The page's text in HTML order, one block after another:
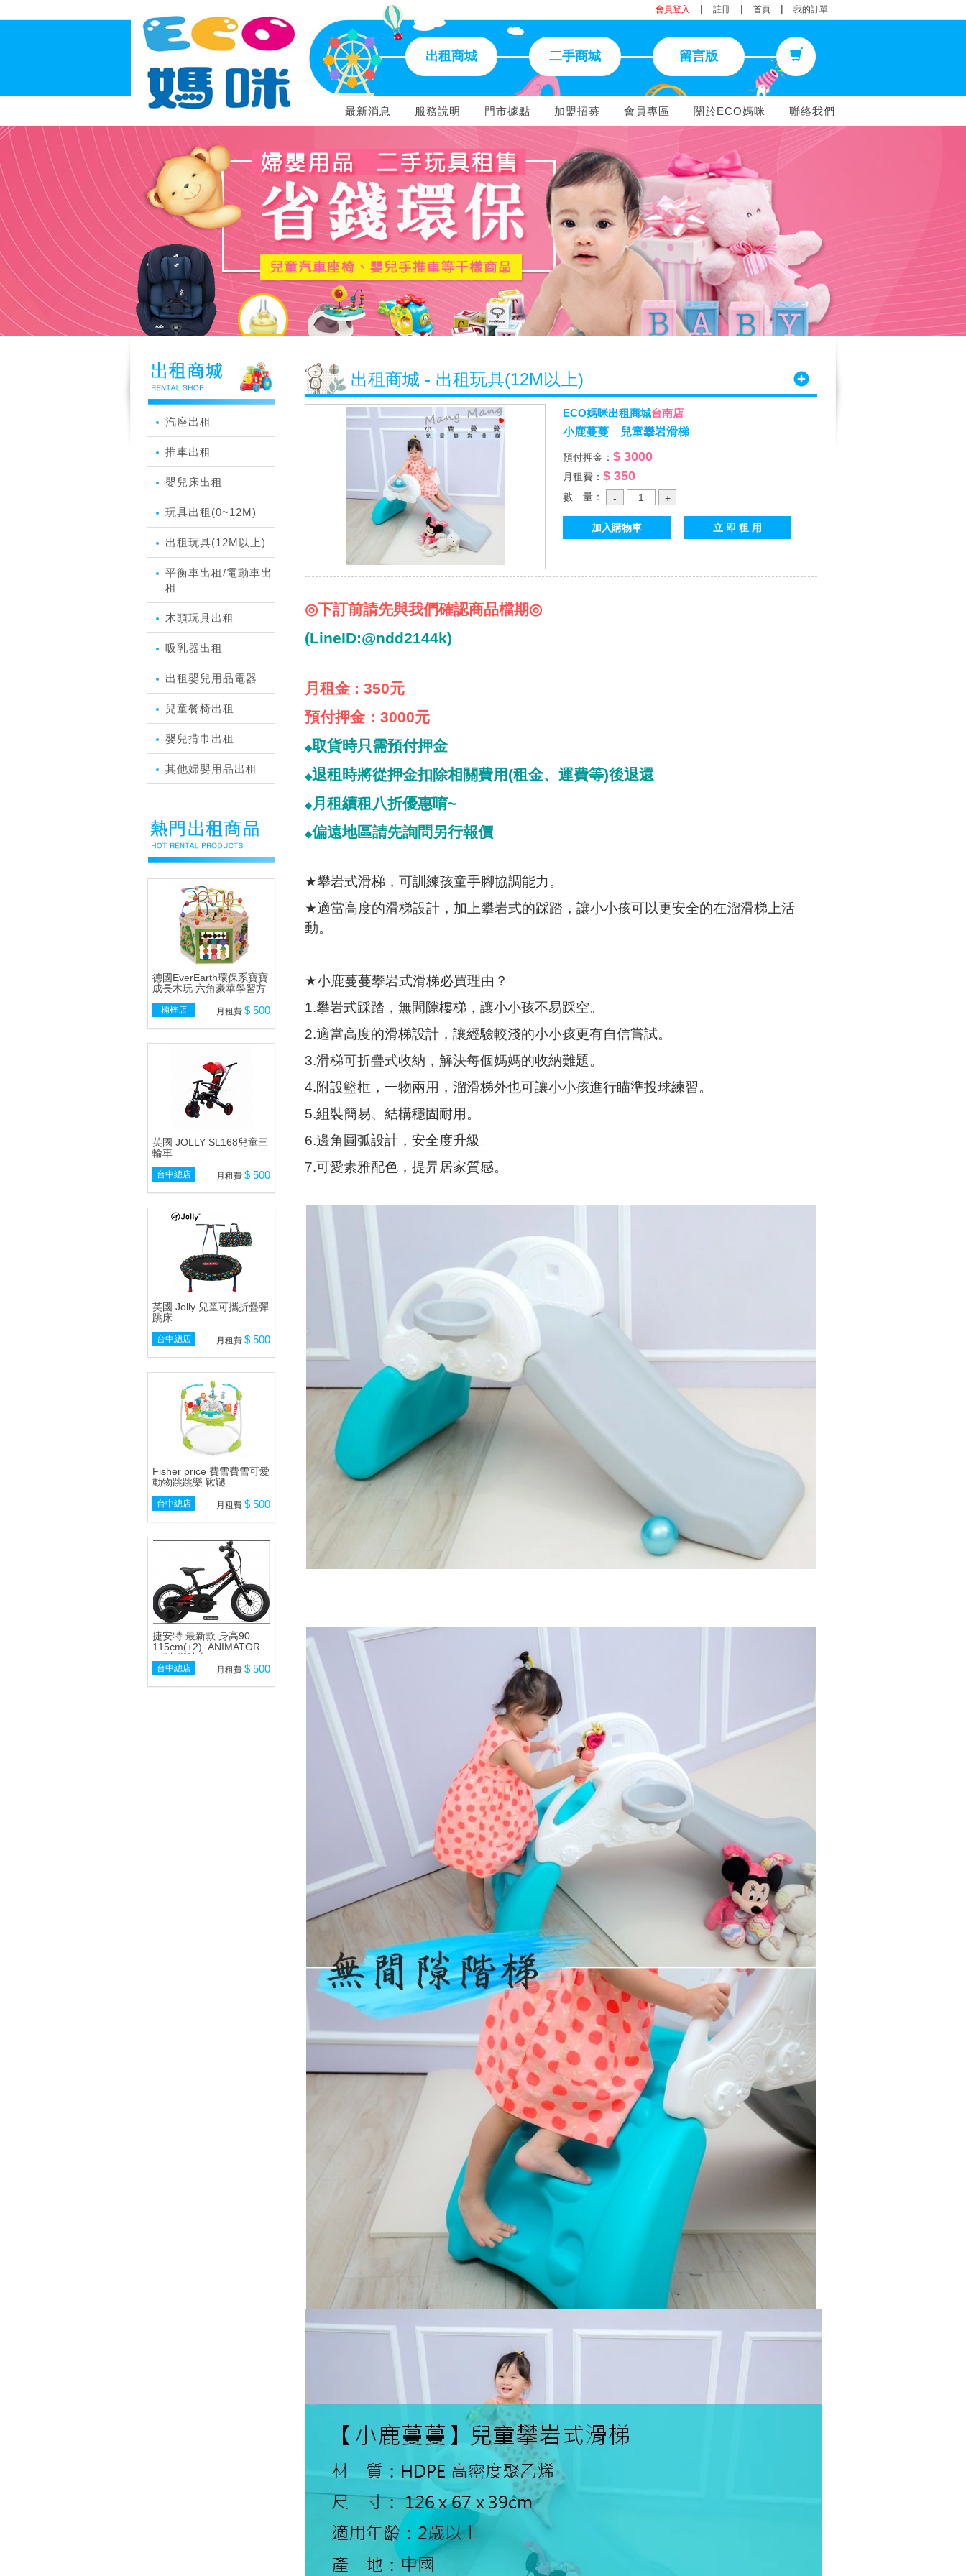
會員登入 | 註冊 | 首頁 | 我的訂單
出租商城 二手商城 留言版
最新消息 服務說明 門市據點 加盟招募 會員專區 關於ECO媽咪 聯絡我們
汽座出租
推車出租
嬰兒床出租
玩具出租(0~12M)
出租玩具(12M以上)
平衡車出租/電動車出
租
木頭玩具出租
吸乳器出租
出租嬰兒用品電器
兒童餐椅出租
嬰兒揹巾出租
其他婦嬰用品出租
德國EverEarth環保系寶寶
成長木玩 六角豪華學習方
塊
楠梓店 月租費 $ 500
英國 JOLLY SL168兒童三
輪車
台中總店 月租費 $ 500
英國 Jolly 兒童可攜折疊彈
跳床
台中總店 月租費 $ 500
Fisher price 費雪費雪可愛
動物跳跳樂 鞦韆
台中總店 月租費 $ 500
捷安特 最新款 身高90-
115cm(+2)_ANIMATOR
12吋 腳踏車
台中總店 月租費 $ 500
出租商城 - 出租玩具(12M以上)
ECO媽咪出租商城台南店
小鹿蔓蔓 兒童攀岩滑梯
預付押金： $ 3000
月租費： $ 350
數 量：
◎下訂前請先與我們確認商品檔期◎
(LineID:@ndd2144k)
月租金 : 350元
預付押金： 3000元
◆取貨時只需預付押金
◆退租時將從押金扣除相關費用(租金、運費等)後退還
◆月租續租八折優惠唷~
◆偏遠地區請先詢問另行報價
★攀岩式滑梯，可訓練孩童手腳協調能力。
★適當高度的滑梯設計，加上攀岩式的踩踏，讓小小孩可以更安全的在溜滑梯上活
動。
★小鹿蔓蔓攀岩式滑梯必買理由？
1.攀岩式踩踏， 無間隙樓梯 ，讓小小孩不易踩空。
2.適當高度的滑梯設計，讓經驗較淺的小小孩更有自信嘗試。
3.滑梯可折疊式收納 ，解決每個媽媽的收納難題。
4.附設籃框 ，一物兩用，溜滑梯外也可讓小小孩進行瞄準投球練習。
5.組裝簡易、結構穩固耐用。
6.邊角圓弧設計，安全度升級。
7.可愛素雅配色，提昇居家質感。